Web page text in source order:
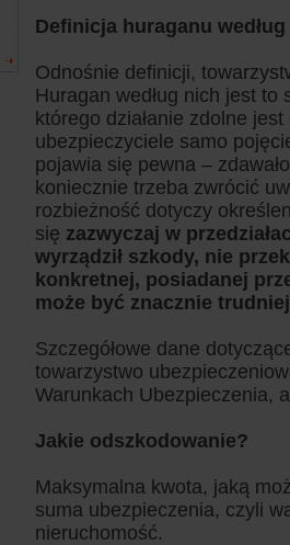
Definicja huraganu
Odnośnie definicji,
Huragan według nich jest
którego działanie zdolne
ubezpieczyciele samo
pojawia się pewna –
koniecznie trzeba zwrócić
rozbieżność dotyczy
się zazwyczaj w
wyrządził szkody, nie
konkretnej, posiadanej
może być znacznie
Szczegółowe dane
towarzystwo
Warunkach Ubezpieczenia,
Jakie odszkodowanie?
Maksymalna kwota, jaką
suma ubezpieczenia, czyli
nieruchomość.